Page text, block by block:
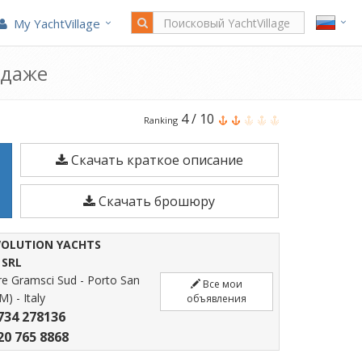
My YachtVillage
Intermare
Intermare
800
является
8
м
лодка
построено
Ranking 4/ 10
Скачать краткое описание
Скачать брошюру
YACHTS
Gramsci Sud - Porto San
- Italy
278136
765 8868
Все мои
объявления